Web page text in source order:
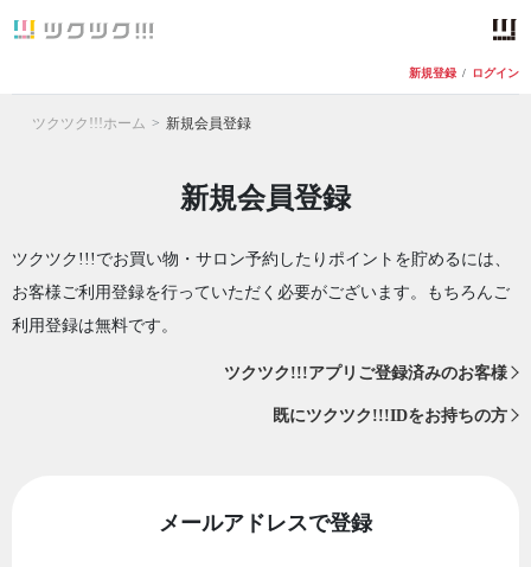
新規登録 / ログイン
ツクツク!!!ホーム 新規会員登録
新規会員登録
ツクツク!!!でお買い物・サロン予約したりポイントを貯めるには、
お客様ご利用登録を行っていただく必要がございます。もちろんご
利用登録は無料です。
ツクツク!!!アプリご登録済みのお客様
既にツクツク!!!IDをお持ちの方
メールアドレスで登録